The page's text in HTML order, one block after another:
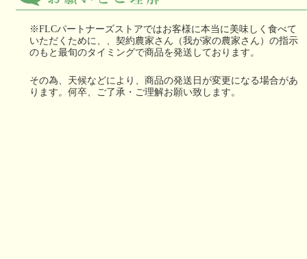
※FLCパートナーズストアではお客様に本当に美味しく食べて
いただくために、、契約農家さん（我が家の農家さん）の指示
のもと最旬のタイミングで商品を発送しております。
その為、天候などにより、商品の発送日が変更になる場合があ
ります。何卒、ご了承・ご理解お願い致します。